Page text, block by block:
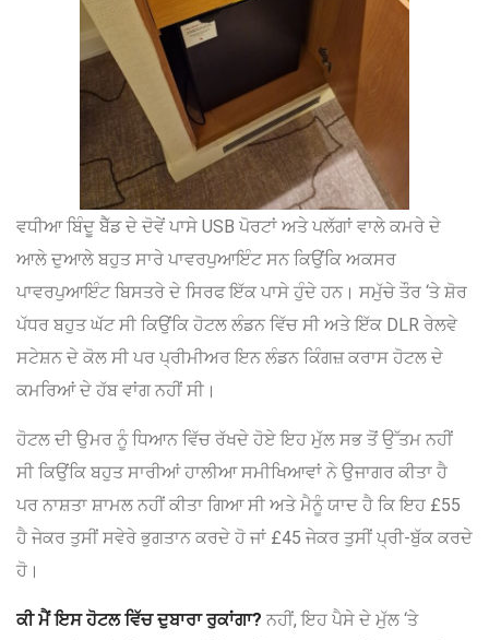
ਵਧੀਆ ਬਿੰਦੂ ਬੈੱਡ ਦੇ ਦੋਵੇਂ ਪਾਸੇ USB ਪੋਰਟਾਂ ਅਤੇ ਪਲੱਗਾਂ ਵਾਲੇ ਕਮਰੇ ਦੇ
ਆਲੇ ਦੁਆਲੇ ਬਹੁਤ ਸਾਰੇ ਪਾਵਰਪੁਆਇੰਟ ਸਨ ਕਿਉਂਕਿ ਅਕਸਰ
ਪਾਵਰਪੁਆਇੰਟ ਬਿਸਤਰੇ ਦੇ ਸਿਰਫ ਇੱਕ ਪਾਸੇ ਹੁੰਦੇ ਹਨ। ਸਮੁੱਚੇ ਤੌਰ ‘ਤੇ ਸ਼ੋਰ
ਪੱਧਰ ਬਹੁਤ ਘੱਟ ਸੀ ਕਿਉਂਕਿ ਹੋਟਲ ਲੰਡਨ ਵਿੱਚ ਸੀ ਅਤੇ ਇੱਕ DLR ਰੇਲਵੇ
ਸਟੇਸ਼ਨ ਦੇ ਕੋਲ ਸੀ ਪਰ ਪ੍ਰੀਮੀਅਰ ਇਨ ਲੰਡਨ ਕਿੰਗਜ਼ ਕਰਾਸ ਹੋਟਲ ਦੇ
ਕਮਰਿਆਂ ਦੇ ਹੱਬ ਵਾਂਗ ਨਹੀਂ ਸੀ।
ਹੋਟਲ ਦੀ ਉਮਰ ਨੂੰ ਧਿਆਨ ਵਿੱਚ ਰੱਖਦੇ ਹੋਏ ਇਹ ਮੁੱਲ ਸਭ ਤੋਂ ਉੱਤਮ ਨਹੀਂ
ਸੀ ਕਿਉਂਕਿ ਬਹੁਤ ਸਾਰੀਆਂ ਹਾਲੀਆ ਸਮੀਖਿਆਵਾਂ ਨੇ ਉਜਾਗਰ ਕੀਤਾ ਹੈ
ਪਰ ਨਾਸ਼ਤਾ ਸ਼ਾਮਲ ਨਹੀਂ ਕੀਤਾ ਗਿਆ ਸੀ ਅਤੇ ਮੈਨੂੰ ਯਾਦ ਹੈ ਕਿ ਇਹ £55
ਹੈ ਜੇਕਰ ਤੁਸੀਂ ਸਵੇਰੇ ਭੁਗਤਾਨ ਕਰਦੇ ਹੋ ਜਾਂ £45 ਜੇਕਰ ਤੁਸੀਂ ਪ੍ਰੀ-ਬੁੱਕ ਕਰਦੇ
ਹੋ।
ਕੀ ਮੈਂ ਇਸ ਹੋਟਲ ਵਿੱਚ ਦੁਬਾਰਾ ਰੁਕਾਂਗਾ? ਨਹੀਂ, ਇਹ ਪੈਸੇ ਦੇ ਮੁੱਲ ‘ਤੇ